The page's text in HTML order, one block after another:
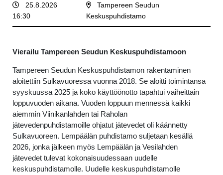
25.8.2026
16:30
Tampereen Seudun
Keskuspuhdistamo
Vierailu Tampereen Seudun Keskuspuhdistamoon
Tampereen Seudun Keskuspuhdistamon rakentaminen
aloitettiin Sulkavuoressa vuonna 2018. Se aloitti toimintansa
syyskuussa 2025 ja koko käyttöönotto tapahtui vaiheittain
loppuvuoden aikana. Vuoden loppuun mennessä kaikki
aiemmin Viinikanlahden tai Raholan
jätevedenpuhdistamoille ohjatut jätevedet oli käännetty
Sulkavuoreen. Lempäälän puhdistamo suljetaan kesällä
2026, jonka jälkeen myös Lempäälän ja Vesilahden
jätevedet tulevat kokonaisuudessaan uudelle
keskuspuhdistamolle. Uudelle keskuspuhdistamolle